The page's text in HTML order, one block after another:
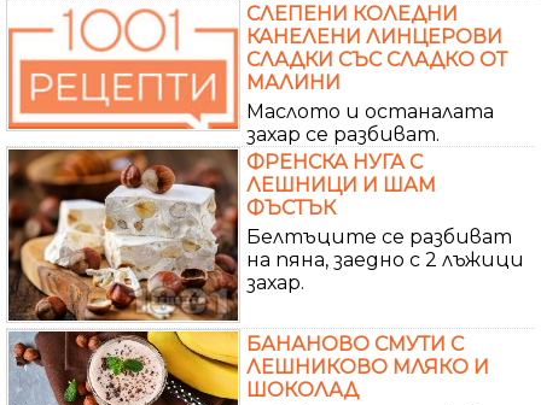
СЛЕПЕНИ КОЛЕДНИ
КАНЕЛЕНИ ЛИНЦЕРОВИ
СЛАДКИ СЪС СЛАДКО ОТ
МАЛИНИ
Маслото и останалата
захар се разбиват.
ФРЕНСКА НУГА С
ЛЕШНИЦИ И ШАМ
ФЪСТЪК
Белтъците се разбиват
на пяна, заедно с 2 лъжици
захар.
БАНАНОВО СМУТИ С
ЛЕШНИКОВО МЛЯКО И
ШОКОЛАД